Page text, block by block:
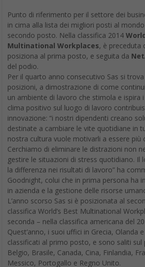
Punto di riferimento per il settore dei
in cima alla lista dei migliori posti al
secondo posto. Nella classifica 2014
Multinational Workplaces, è preceduta
posiziona al prima posto, e seguita da
del podio.
Per il quarto anno consecutivo Sas si
posizioni, a dimostrazione di come
un ambiente di lavoro che stimola e ispira
clima positivo sul luogo di lavoro
innovazione: “i nostri dipendenti creano
destinate a cambiare le vite quotidiane in
nostra cultura vuole motivarli a essere più
Cerchiamo di eliminare le distrazioni non
gestire le situazioni di stress quotidiano. Il
la differenza nei risultati di lavoro” ha
Goodnight, colui che in prima persona ha
in azienda e la gestione delle risorse
L’anno scorso Sas si è posizionata al
classifica World’s Best Multinational
seconda – nella classifica americana del
Quest’anno, i suoi uffici in Grecia, Olanda
classificati al primo posto, e sono saliti sul
Belgio, Brasile, Canada, Cina, Finlandia,
Messico, Portogallo e Regno Unito.